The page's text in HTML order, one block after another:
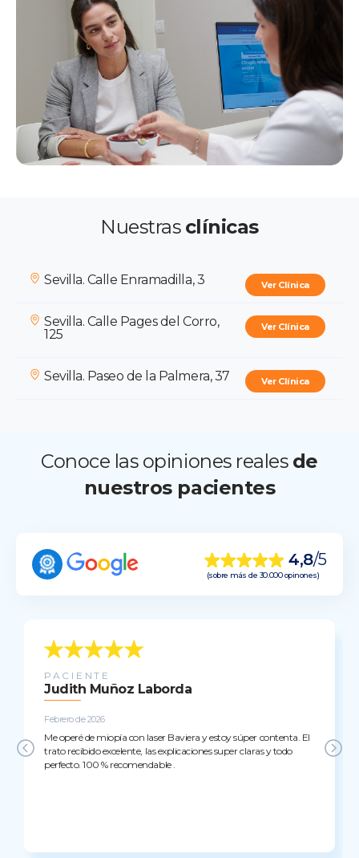
Nuestras clínicas
Sevilla. Calle Enramadilla, 3 Ver Clínica
Sevilla. Calle Pages del Corro,
125
Ver Clínica
Sevilla. Paseo de la Palmera, 37 Ver Clínica
Conoce las opiniones reales de
nuestros pacientes
4,8/5
(sobre más de 30.000 opinones)
PACIENTE
Judith Muñoz Laborda
Febrero de 2026
Me operé de miopía con laser Baviera y estoy súper contenta. El
trato recibido excelente, las explicaciones super claras y todo
perfecto. 100 % recomendable .